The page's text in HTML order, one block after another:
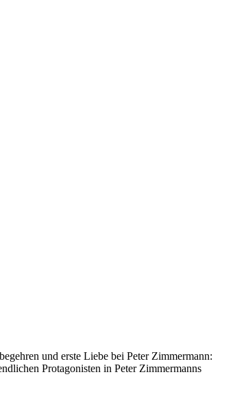
und erste Liebe bei Peter Zimmermann:
Protagonisten in Peter Zimmermanns